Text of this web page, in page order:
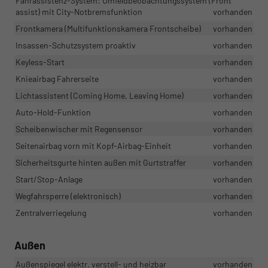
assist) mit City-Notbremsfunktion
vorhanden
Frontkamera (Multifunktionskamera Frontscheibe)
vorhanden
Insassen-Schutzsystem proaktiv
vorhanden
Keyless-Start
vorhanden
Knieairbag Fahrerseite
vorhanden
Lichtassistent (Coming Home, Leaving Home)
vorhanden
Auto-Hold-Funktion
vorhanden
Scheibenwischer mit Regensensor
vorhanden
Seitenairbag vorn mit Kopf-Airbag-Einheit
vorhanden
Sicherheitsgurte hinten außen mit Gurtstraffer
vorhanden
Start/Stop-Anlage
vorhanden
Wegfahrsperre (elektronisch)
vorhanden
Zentralverriegelung
vorhanden
Außen
Außenspiegel elektr. verstell- und heizbar vorhanden